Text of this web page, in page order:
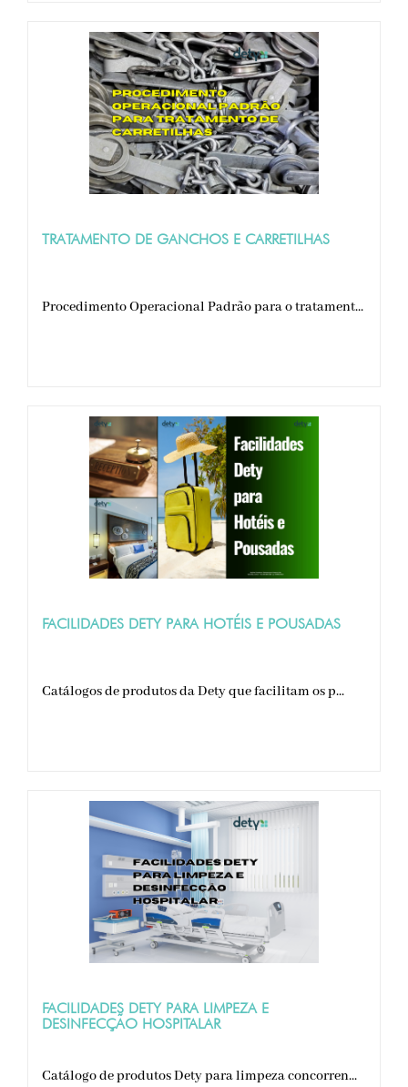
TRATAMENTO DE GANCHOS E CARRETILHAS
Procedimento Operacional Padrão para o tratament...
FACILIDADES DETY PARA HOTÉIS E POUSADAS
Catálogos de produtos da Dety que facilitam os p...
FACILIDADES DETY PARA LIMPEZA E
DESINFECÇÃO HOSPITALAR
Catálogo de produtos Dety para limpeza concorren...